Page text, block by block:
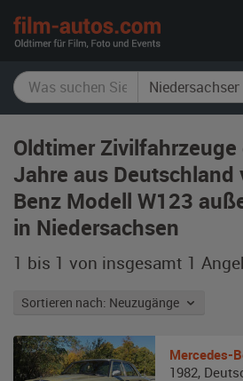
Oldtimer
Jahre aus Deutschland
Benz Modell W123
in Niedersachsen
1 bis 1 von insgesamt 1
Sortieren nach: Neuzugänge
Mercedes-
1982,